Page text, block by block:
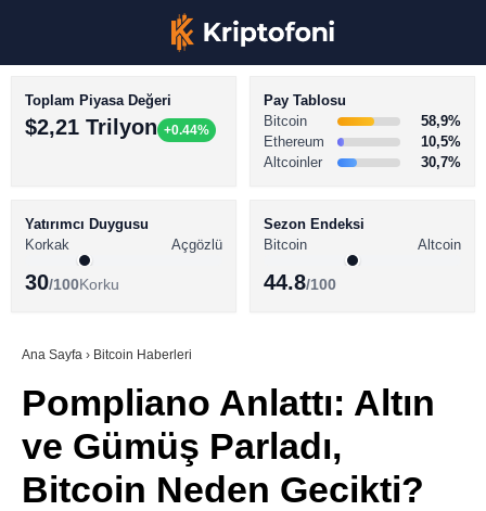
Youtube
TikTok
BİTCOİN HABERLERİ
ALTCOİN HABERLERİ
SÖZLÜK
Toplam Piyasa Değeri
$2,21 Trilyon +0.44%
Pay Tablosu
Bitcoin
58,9%
Ethereum
10,5%
Altcoinler
30,7%
Yatırımcı Duygusu
Korkak
Açgözlü
30/100Korku
Sezon Endeksi
Bitcoin
Altcoin
44.8/100
Ana Sayfa › Bitcoin Haberleri
Pompliano Anlattı: Altın
ve Gümüş Parladı,
Bitcoin Neden Gecikti?